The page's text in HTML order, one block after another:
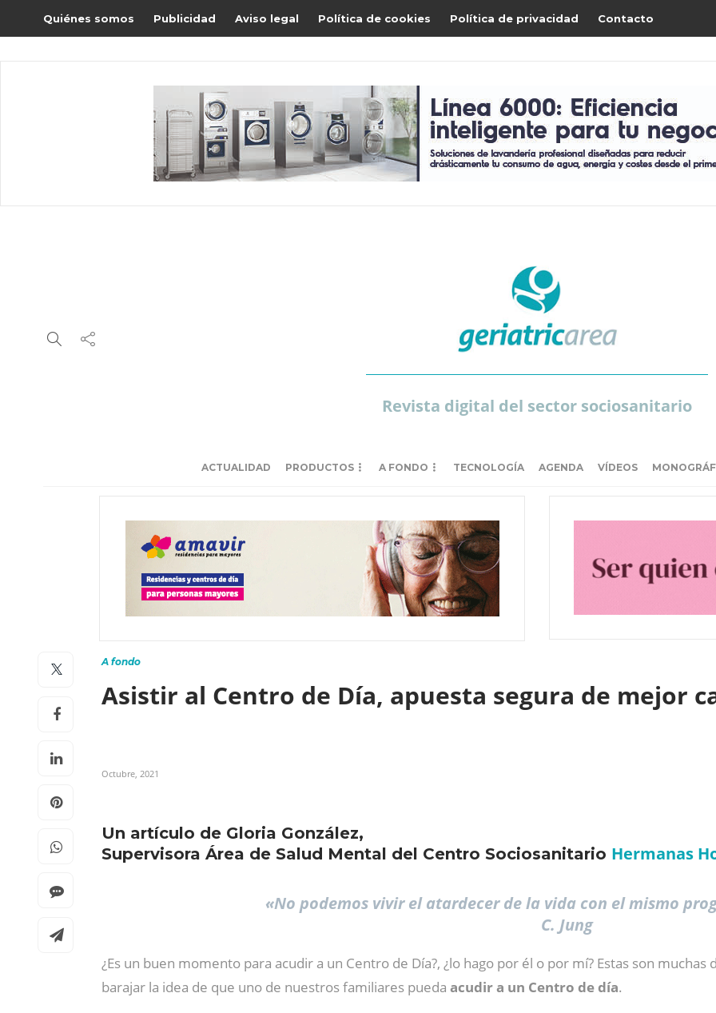
Quiénes somos Publicidad Aviso legal Política de cookies Política de privacidad Contacto
Revista digital del sector sociosanitario
ACTUALIDAD PRODUCTOS A FONDO TECNOLOGÍA AGENDA VÍDEOS
A fondo
Asistir al Centro de Día, apuesta segura de mejor
Octubre, 2021
Un artículo de Gloria González,
Supervisora Área de Salud Mental del Centro Sociosanitario Hermanas
«No podemos vivir el atardecer de la vida con el mismo
C. Jung
¿Es un buen momento para acudir a un Centro de Día?, ¿lo hago por él o por mí? Estas son
barajar la idea de que uno de nuestros familiares pueda acudir a un Centro de día.